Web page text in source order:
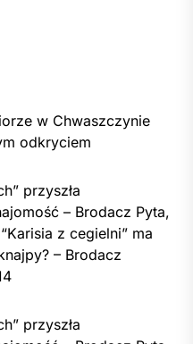
w Chwaszczynie
odkryciem
przyszła
– Brodacz Pyta,
“Karisia z cegielni” ma
– Brodacz
przyszła